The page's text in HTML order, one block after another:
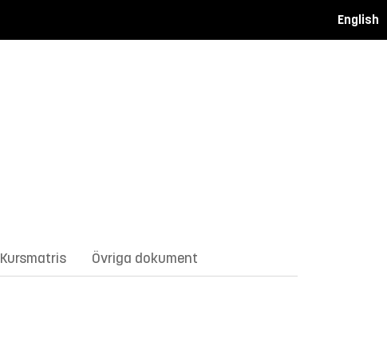
English
Kursmatris Övriga dokument